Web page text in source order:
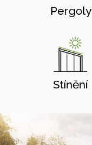
Pergoly
Stínění